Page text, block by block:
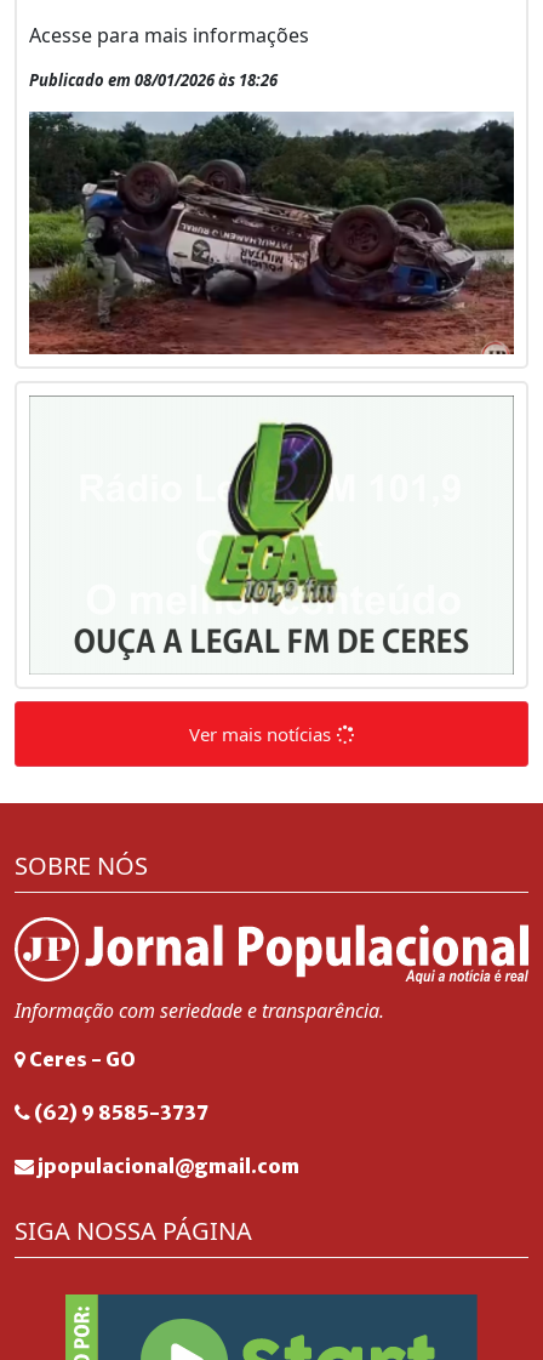
Acesse para mais informações
Publicado em 08/01/2026 às 18:26
Ver mais notícias
SOBRE NÓS
Informação com seriedade e transparência.
Ceres - GO
(62) 9 8585-3737
jpopulacional@gmail.com
SIGA NOSSA PÁGINA